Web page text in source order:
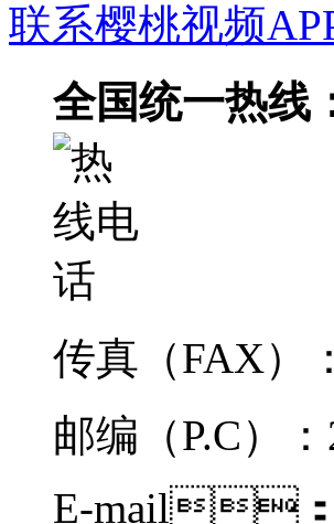
联系樱桃视频
全国统一热线
传真（FAX）：
邮编（P.C）
E-mail：